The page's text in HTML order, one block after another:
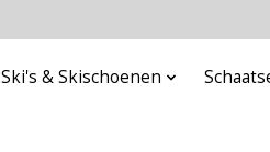
Ski's & Skischoenen